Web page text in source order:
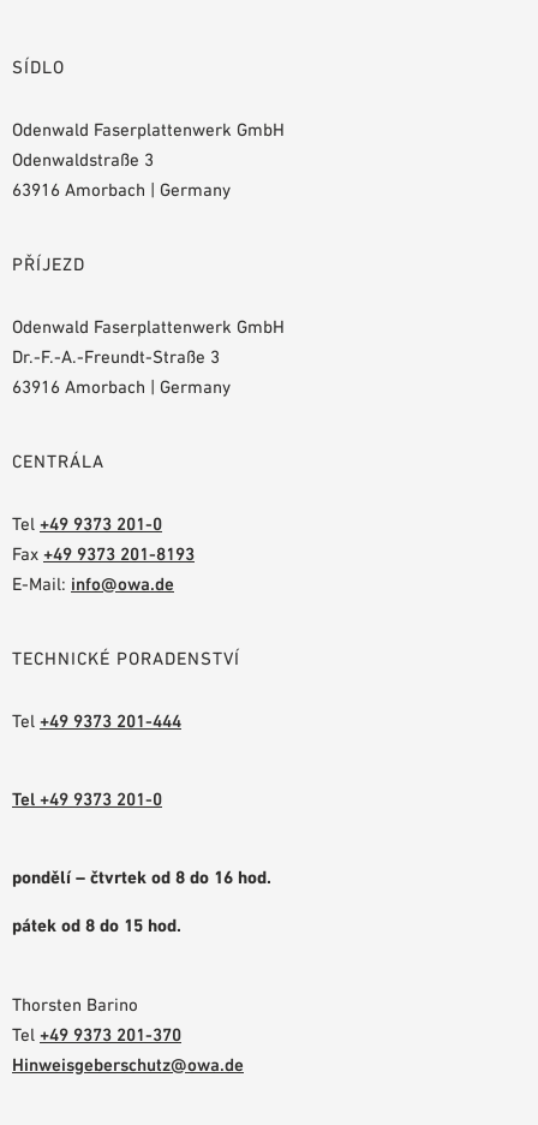
SÍDLO
Odenwald Faserplattenwerk GmbH
Odenwaldstraße 3
63916 Amorbach | Germany
PŘÍJEZD
Odenwald Faserplattenwerk GmbH
Dr.-F.-A.-Freundt-Straße 3
63916 Amorbach | Germany
CENTRÁLA
Tel +49 9373 201-0
Fax +49 9373 201-8193
E-Mail: info@owa.de
TECHNICKÉ PORADENSTVÍ
Tel +49 9373 201-444
Tel +49 9373 201-0
pondělí – čtvrtek od 8 do 16 hod.
pátek od 8 do 15 hod.
Thorsten Barino
Tel +49 9373 201-370
Hinweisgeberschutz@owa.de